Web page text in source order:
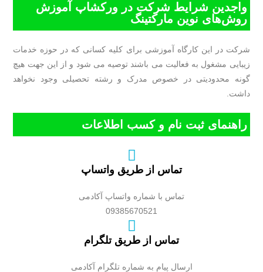
واجدین شرایط شرکت در ورکشاپ آموزش
روش‌های نوین مارکتینگ
شرکت در این کارگاه آموزشی برای کلیه کسانی که در حوزه خدمات
زیبایی مشغول به فعالیت می باشند توصیه می شود و از این جهت هیچ
گونه محدودیتی در خصوص مدرک و رشته تحصیلی وجود نخواهد
داشت.
راهنمای ثبت نام و کسب اطلاعات
تماس از طریق واتساپ
تماس با شماره واتساپ آکادمی
09385670521
تماس از طریق تلگرام
ارسال پیام به شماره تلگرام آکادمی